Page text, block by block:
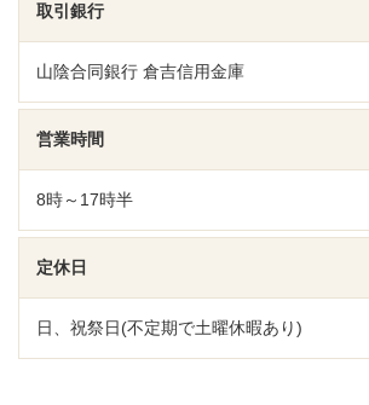
取引銀行
山陰合同銀行 倉吉信用金庫
営業時間
8時～17時半
定休日
日、祝祭日(不定期で土曜休暇あり)